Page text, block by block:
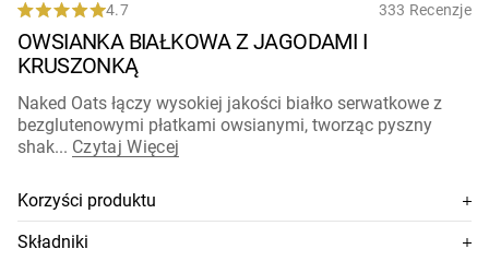
Masło orzechowe
Proszek białkowy z nasion
Wegański gainer masy
Shop All Wegańskie Odżywki Białkowe
4.7
out
of
5
stars
4.7 333 Recenzje
OWSIANKA BIAŁKOWA Z JAGODAMI I
KRUSZONKĄ
Naked Oats łączy wysokiej jakości białko serwatkowe z
bezglutenowymi płatkami owsianymi, tworząc pyszny
shak... Czytaj Więcej
Korzyści produktu
Płatki owsiane bezglutenowe + wysokiej jakości białko
Składniki